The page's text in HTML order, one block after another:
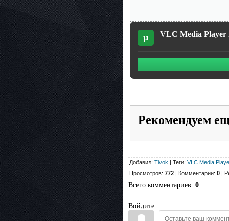
µ VLC Media Player
Рекомендуем
Добавил: Tivok | Теги: VLC Media
Просмотров: 772 | Комментарии: 0 |
Всего комментариев: 0
Войдите: